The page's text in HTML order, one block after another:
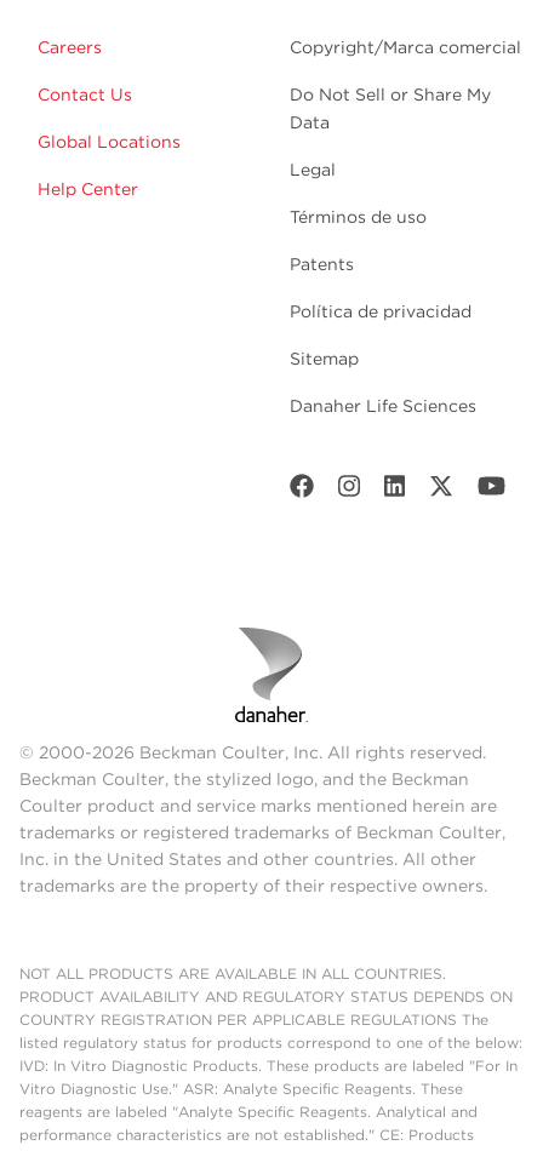
Careers
Contact Us
Global Locations
Help Center
Copyright/Marca comercial
Do Not Sell or Share My
Data
Legal
Términos de uso
Patents
Política de privacidad
Sitemap
Danaher Life Sciences
© 2000-2026 Beckman Coulter, Inc. All rights reserved.
Beckman Coulter, the stylized logo, and the Beckman
Coulter product and service marks mentioned herein are
trademarks or registered trademarks of Beckman Coulter,
Inc. in the United States and other countries. All other
trademarks are the property of their respective owners.
NOT ALL PRODUCTS ARE AVAILABLE IN ALL COUNTRIES.
PRODUCT AVAILABILITY AND REGULATORY STATUS DEPENDS ON
COUNTRY REGISTRATION PER APPLICABLE REGULATIONS The
listed regulatory status for products correspond to one of the below:
IVD: In Vitro Diagnostic Products. These products are labeled "For In
Vitro Diagnostic Use." ASR: Analyte Specific Reagents. These
reagents are labeled "Analyte Specific Reagents. Analytical and
performance characteristics are not established." CE: Products